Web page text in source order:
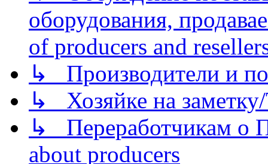
оборудования,
of producers and
↳ Производители и
↳ Хозяйке на
↳ Переработчикам о
about producers